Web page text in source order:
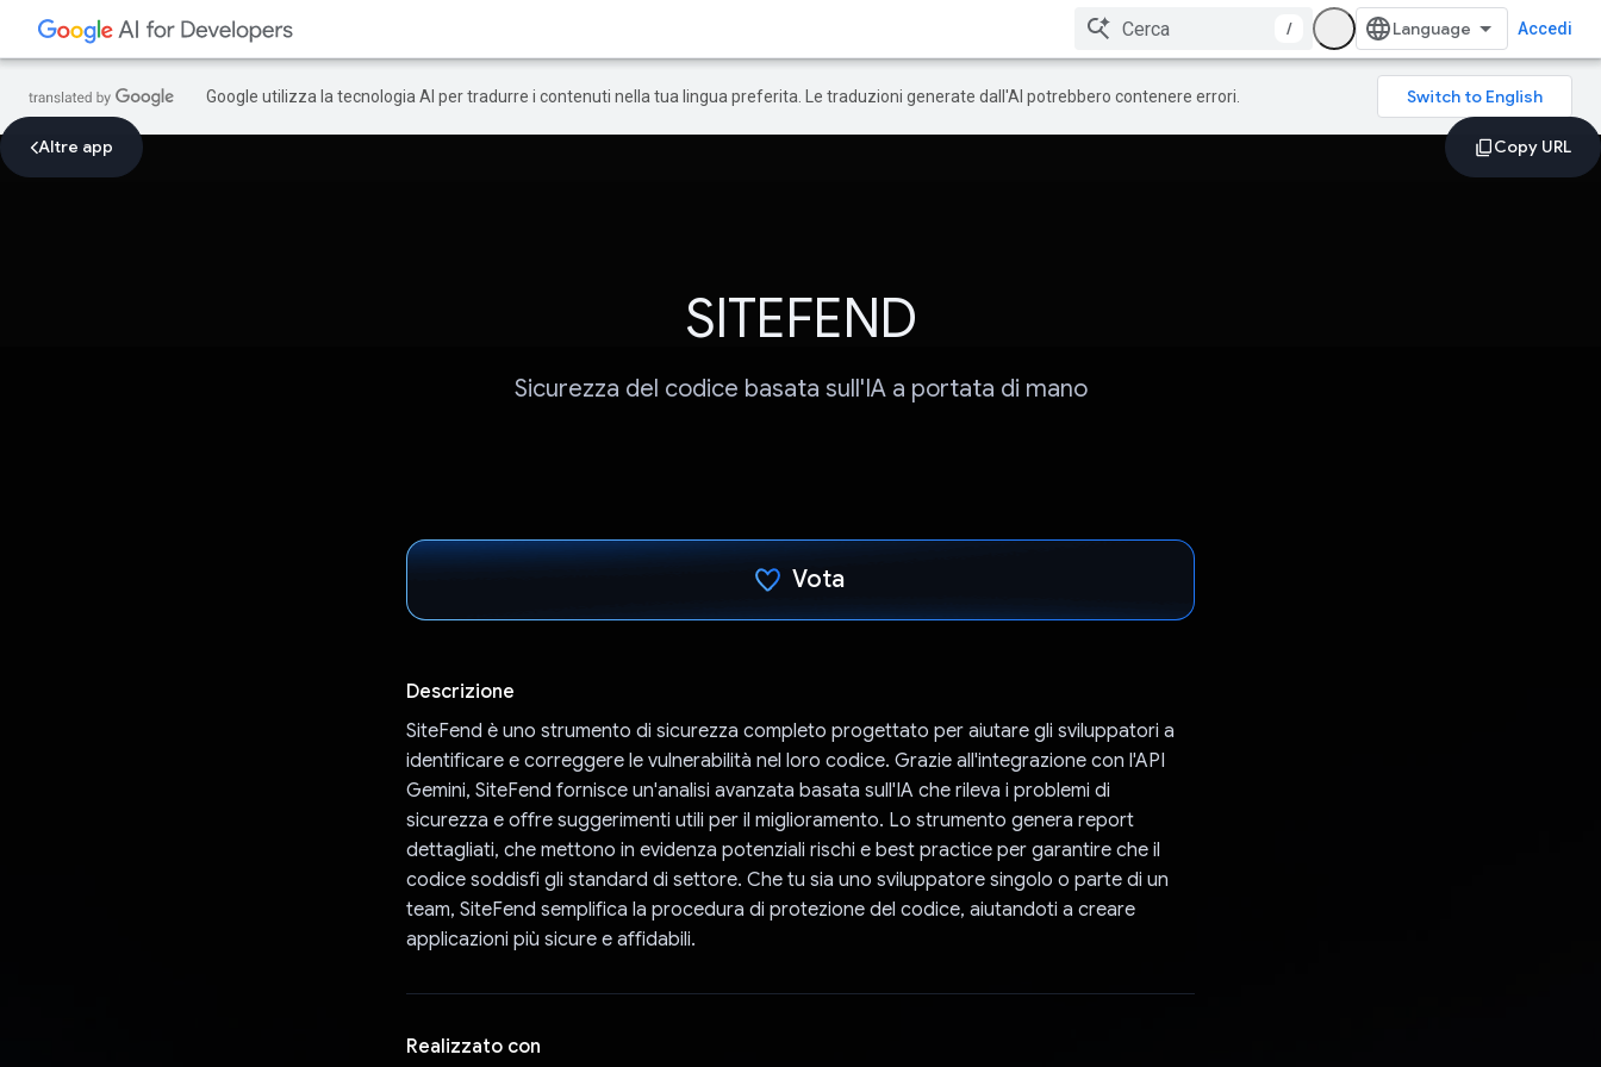
/ Accedi
Google utilizza la tecnologia AI per tradurre i contenuti nella tua lingua preferita. Le traduzioni generate dall'AI potrebbero contenere errori.
Altre app
SITEFEND
Sicurezza del codice basata sull'IA a portata di mano
Vota
Descrizione
SiteFend è uno strumento di sicurezza completo progettato per aiutare gli sviluppatori a
identificare e correggere le vulnerabilità nel loro codice. Grazie all'integrazione con l'API
Gemini, SiteFend fornisce un'analisi avanzata basata sull'IA che rileva i problemi di
sicurezza e offre suggerimenti utili per il miglioramento. Lo strumento genera report
dettagliati, che mettono in evidenza potenziali rischi e best practice per garantire che il
codice soddisfi gli standard di settore. Che tu sia uno sviluppatore singolo o parte di un
team, SiteFend semplifica la procedura di protezione del codice, aiutandoti a creare
applicazioni più sicure e affidabili.
Realizzato con